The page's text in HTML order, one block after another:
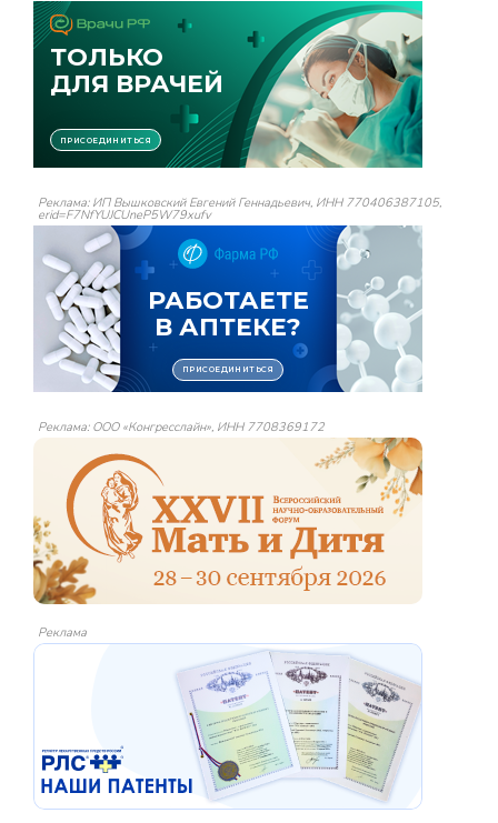
Реклама: ИП Вышковский Евгений Геннадьевич, ИНН 770406387105,
erid=F7NfYUJCUneP5W79xufv
Реклама: ООО «Конгресслайн», ИНН 7708369172
Реклама